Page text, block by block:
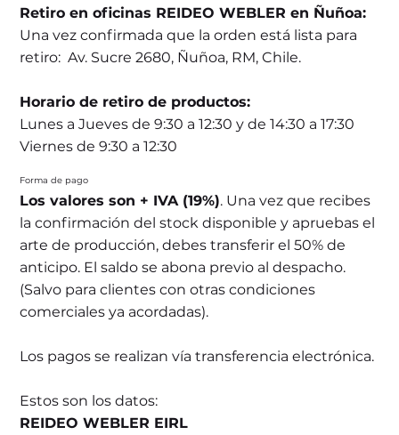
Retiro en oficinas REIDEO WEBLER en Ñuñoa:
Una vez confirmada que la orden está lista para
retiro: Av. Sucre 2680, Ñuñoa, RM, Chile.
Horario de retiro de productos:
Lunes a Jueves de 9:30 a 12:30 y de 14:30 a 17:30
Viernes de 9:30 a 12:30
Forma de pago
Los valores son + IVA (19%). Una vez que recibes
la confirmación del stock disponible y apruebas el
arte de producción, debes transferir el 50% de
anticipo. El saldo se abona previo al despacho.
(Salvo para clientes con otras condiciones
comerciales ya acordadas).
Los pagos se realizan vía transferencia electrónica.
Estos son los datos:
REIDEO WEBLER EIRL